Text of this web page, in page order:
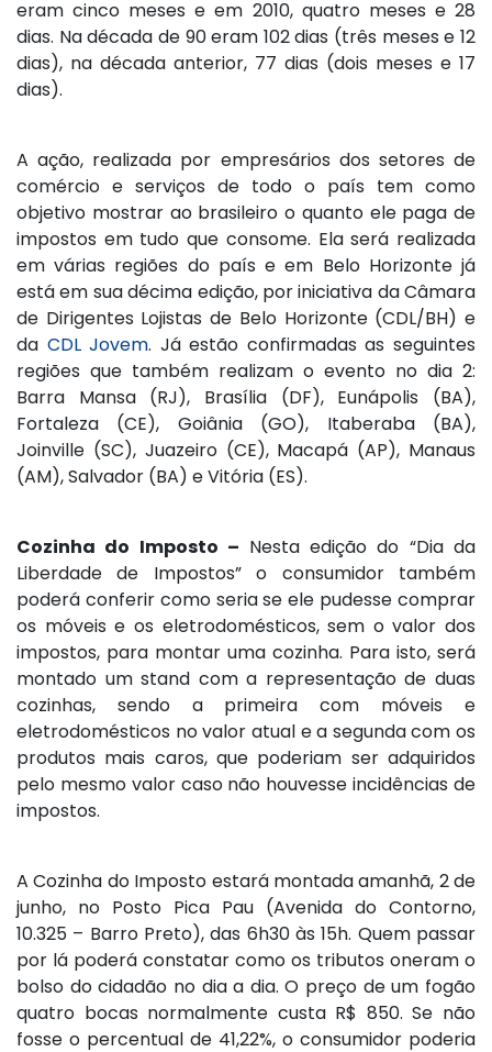
eram cinco meses e em 2010, quatro meses e 28
dias. Na década de 90 eram 102 dias (três meses e 12
dias), na década anterior, 77 dias (dois meses e 17
dias).
A ação, realizada por empresários dos setores de
comércio e serviços de todo o país tem como
objetivo mostrar ao brasileiro o quanto ele paga de
impostos em tudo que consome. Ela será realizada
em várias regiões do país e em Belo Horizonte já
está em sua décima edição, por iniciativa da Câmara
de Dirigentes Lojistas de Belo Horizonte (CDL/BH) e
da CDL Jovem. Já estão confirmadas as seguintes
regiões que também realizam o evento no dia 2:
Barra Mansa (RJ), Brasília (DF), Eunápolis (BA),
Fortaleza (CE), Goiânia (GO), Itaberaba (BA),
Joinville (SC), Juazeiro (CE), Macapá (AP), Manaus
(AM), Salvador (BA) e Vitória (ES).
Cozinha do Imposto – Nesta edição do “Dia da
Liberdade de Impostos” o consumidor também
poderá conferir como seria se ele pudesse comprar
os móveis e os eletrodomésticos, sem o valor dos
impostos, para montar uma cozinha. Para isto, será
montado um stand com a representação de duas
cozinhas, sendo a primeira com móveis e
eletrodomésticos no valor atual e a segunda com os
produtos mais caros, que poderiam ser adquiridos
pelo mesmo valor caso não houvesse incidências de
impostos.
A Cozinha do Imposto estará montada amanhã, 2 de
junho, no Posto Pica Pau (Avenida do Contorno,
10.325 – Barro Preto), das 6h30 às 15h. Quem passar
por lá poderá constatar como os tributos oneram o
bolso do cidadão no dia a dia. O preço de um fogão
quatro bocas normalmente custa R$ 850. Se não
fosse o percentual de 41,22%, o consumidor poderia